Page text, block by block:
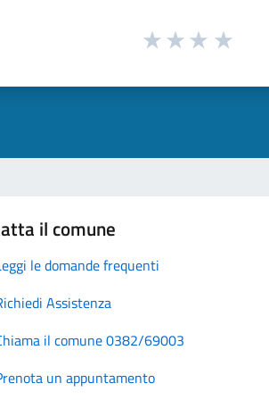
il comune
le domande frequenti
Assistenza
il comune 0382/69003
un appuntamento